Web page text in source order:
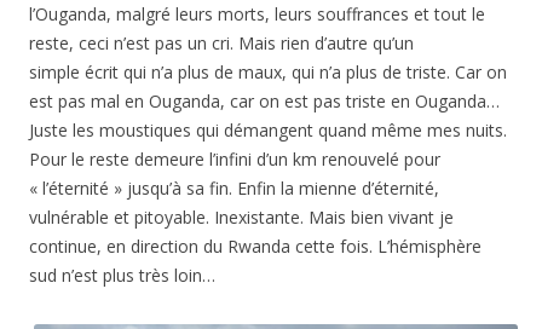
l’Ouganda, malgré leurs morts, leurs souffrances et tout le
reste, ceci n’est pas un cri. Mais rien d’autre qu’un
simple écrit qui n’a plus de maux, qui n’a plus de triste. Car on
est pas mal en Ouganda, car on est pas triste en Ouganda…
Juste les moustiques qui démangent quand même mes nuits.
Pour le reste demeure l’infini d’un km renouvelé pour
« l’éternité » jusqu’à sa fin. Enfin la mienne d’éternité,
vulnérable et pitoyable. Inexistante. Mais bien vivant je
continue, en direction du Rwanda cette fois. L’hémisphère
sud n’est plus très loin…